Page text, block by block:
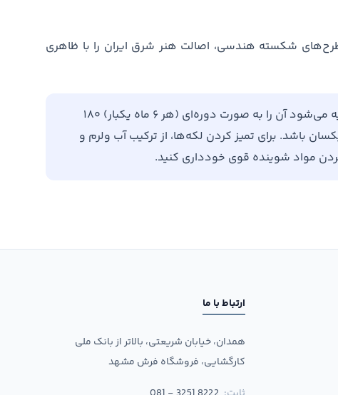
شکسته هندسی، اصالت هنر شرق ایران را با ظاهری
برای افزایش طول عمر فرش خود، توصیه می‌شود آن را به صورت دوره‌ای (هر ۶ ماه یکبار) ۱۸۰
باشد. برای تمیز کردن لکه‌ها، از ترکیب آب ولرم و
مواد شوینده قوی خودداری کنید.
ارتباط با ما
همدان، خیابان شریعتی، بالاتر از بانک ملی
کارگشایی، فروشگاه فرش مشهد